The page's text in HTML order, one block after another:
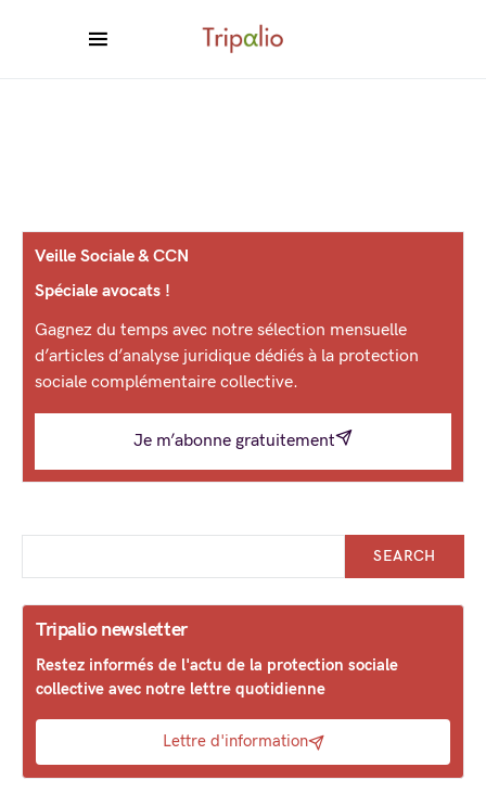
Veille Sociale & CCN
Spéciale avocats !
Gagnez du temps avec notre sélection mensuelle
d’articles d’analyse juridique dédiés à la protection
sociale complémentaire collective.
Je m’abonne gratuitement
SEARCH
Tripalio newsletter
Restez informés de l'actu de la protection sociale
collective avec notre lettre quotidienne
Lettre d'information